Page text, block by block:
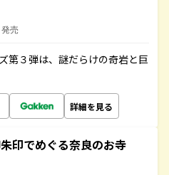
売
第３弾は、謎だらけの奇岩と巨
詳細を見る
印でめぐる奈良のお寺